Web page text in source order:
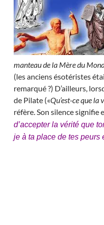
manteau de la Mère du
(les anciens ésotéristes
remarqué ?) D’ailleurs,
de Pilate («Qu’est-ce que la
réfère. Son silence signifie
d’accepter la vérité que
je à ta place de tes peurs